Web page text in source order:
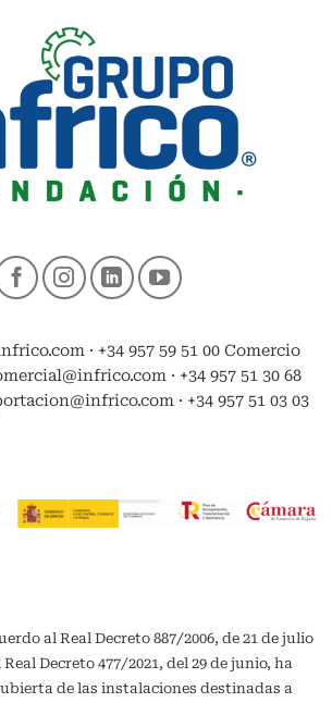
· +34 957 59 51 00 Comercio
· +34 957 51 30 68
· +34 957 51 03 03
al Real Decreto 887/2006, de 21 de julio
Decreto 477/2021, del 29 de junio, ha
de las instalaciones destinadas a